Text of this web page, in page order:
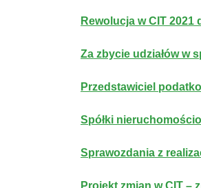
Rewolucja w CIT
Za zbycie udziałów w
Przedstawiciel
Spółki
Sprawozdania z
Projekt zmian w CIT –